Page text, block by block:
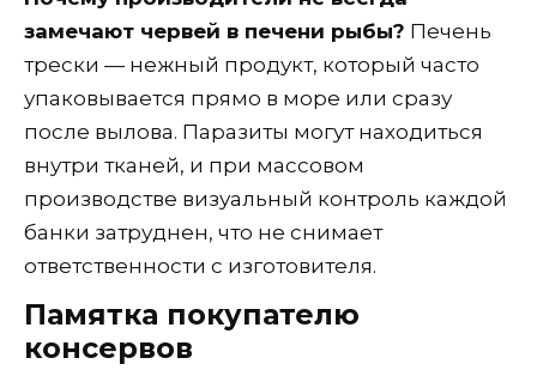
замечают червей в печени рыбы? Печень
трески — нежный продукт, который часто
упаковывается прямо в море или сразу
после вылова. Паразиты могут находиться
внутри тканей, и при массовом
производстве визуальный контроль каждой
банки затруднен, что не снимает
ответственности с изготовителя.
Памятка покупателю
консервов